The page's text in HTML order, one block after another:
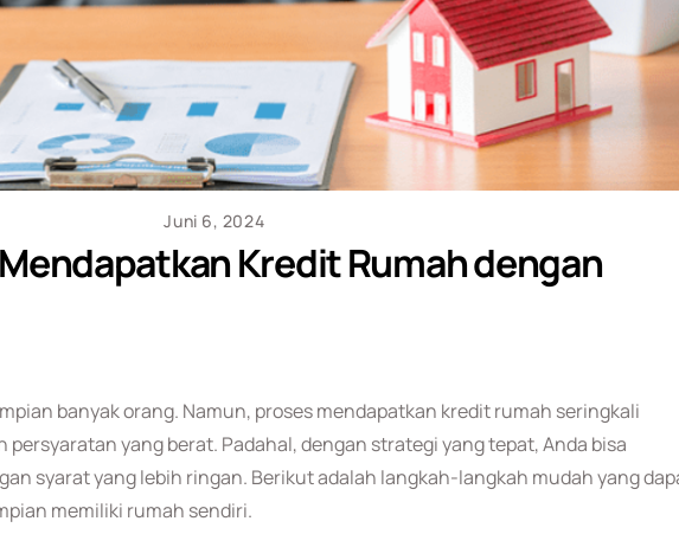
Juni 6, 2024
Kredit Rumah dengan
banyak orang. Namun, proses mendapatkan kredit rumah seringkali
yang berat. Padahal, dengan strategi yang tepat, Anda bisa
syarat yang lebih ringan. Berikut adalah langkah-langkah mudah yang
memiliki rumah sendiri.